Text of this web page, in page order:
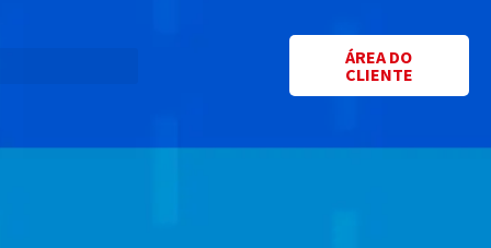
ÁREA DO
CLIENTE